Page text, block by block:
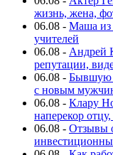
жизнь, жена,
06.08 - Маша из
учителей
06.08 - Андрей
репутации,
06.08 - Бывшую
с новым
06.08 - Клару
наперекор
06.08 - Отзывы